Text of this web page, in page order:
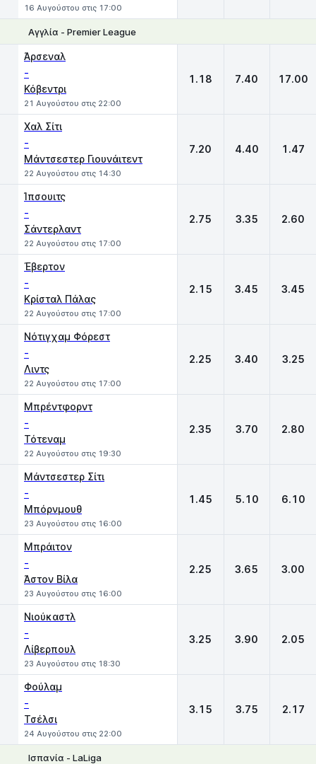
16 Αυγούστου στις 17:00
Αγγλία - Premier League
Άρσεναλ
-
Κόβεντρι
21 Αυγούστου στις 22:00
1.18 7.40 17.00
Χαλ Σίτι
-
Μάντσεστερ Γιουνάιτεντ
22 Αυγούστου στις 14:30
7.20 4.40 1.47
Ίπσουιτς
-
Σάντερλαντ
22 Αυγούστου στις 17:00
2.75 3.35 2.60
Έβερτον
-
Κρίσταλ Πάλας
22 Αυγούστου στις 17:00
2.15 3.45 3.45
Νότιγχαμ Φόρεστ
-
Λιντς
22 Αυγούστου στις 17:00
2.25 3.40 3.25
Μπρέντφορντ
-
Τότεναμ
22 Αυγούστου στις 19:30
2.35 3.70 2.80
Μάντσεστερ Σίτι
-
Μπόρνμουθ
23 Αυγούστου στις 16:00
1.45 5.10 6.10
Μπράιτον
-
Άστον Βίλα
23 Αυγούστου στις 16:00
2.25 3.65 3.00
Νιούκαστλ
-
Λίβερπουλ
23 Αυγούστου στις 18:30
3.25 3.90 2.05
Φούλαμ
-
Τσέλσι
24 Αυγούστου στις 22:00
3.15 3.75 2.17
Ισπανία - LaLiga